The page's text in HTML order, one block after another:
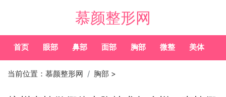
慕颜整形网
首页 眼部 鼻部 面部 胸部 微整 美体
当前位置： 慕颜整形网 胸部 >